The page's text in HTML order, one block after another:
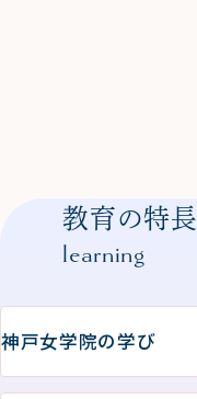
教育の特長
learning
神戸女学院の学び